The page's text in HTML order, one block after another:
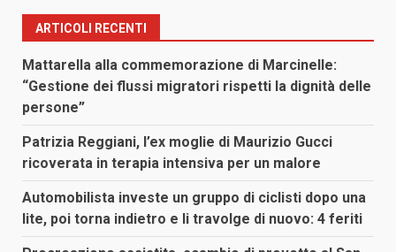
ARTICOLI RECENTI
Mattarella alla commemorazione di Marcinelle:
“Gestione dei flussi migratori rispetti la dignità delle
persone”
Patrizia Reggiani, l’ex moglie di Maurizio Gucci
ricoverata in terapia intensiva per un malore
Automobilista investe un gruppo di ciclisti dopo una
lite, poi torna indietro e li travolge di nuovo: 4 feriti